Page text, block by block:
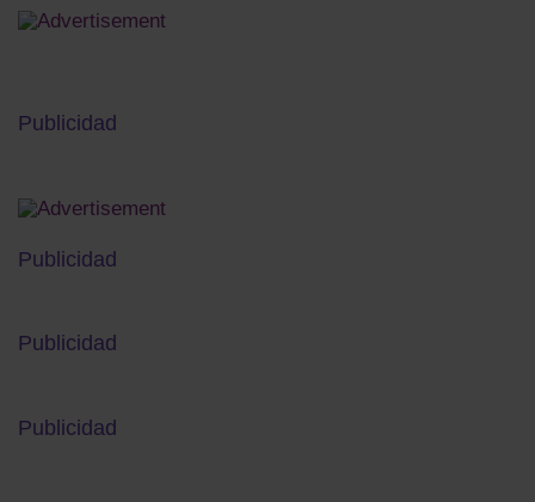
Publicidad
Publicidad
Publicidad
Publicidad